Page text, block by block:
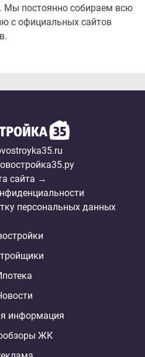
постоянно собираем всю
с официальных сайтов
сайта →
персональных данных
информация
ЖК